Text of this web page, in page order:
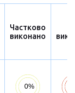
Частково
виконано